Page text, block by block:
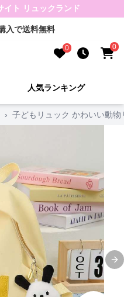
イト リュックランド
入で送料無料
0 0
人気ランキング
› 子どもリュック かわいい動物